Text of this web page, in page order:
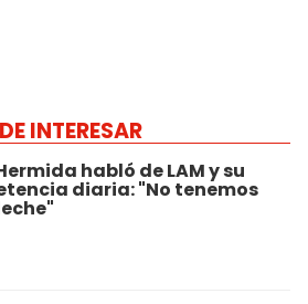
INTERESAR
habló de LAM y su
diaria: "No tenemos